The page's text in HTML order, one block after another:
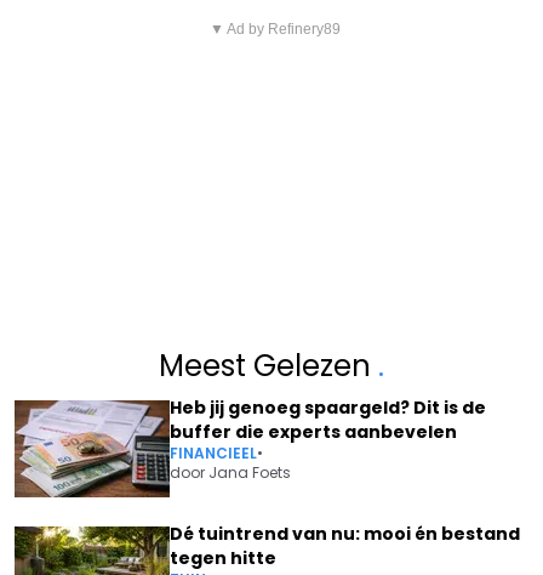
▼ Ad by Refinery89
Meest Gelezen .
Heb jij genoeg spaargeld? Dit is de
buffer die experts aanbevelen
FINANCIEEL•
door Jana Foets
Dé tuintrend van nu: mooi én bestand
tegen hitte